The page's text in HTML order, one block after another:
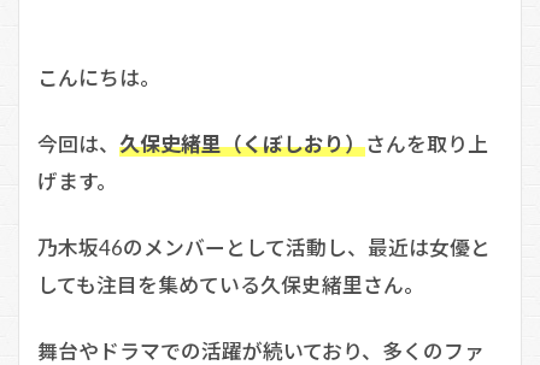
こんにちは。
今回は、 久保史緒里（くぼしおり）さんを取り上
げます。
乃木坂46のメンバーとして活動し、最近は女優と
しても注目を集めている久保史緒里さん。
舞台やドラマでの活躍が続いており、多くのファ